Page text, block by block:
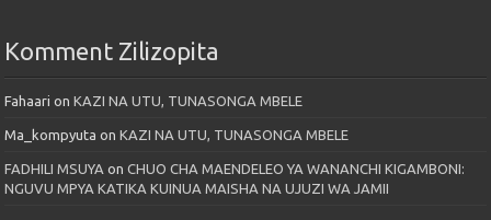
Komment Zilizopita
Fahaari onKAZI NA UTU, TUNASONGA MBELE
Ma_kompyuta onKAZI NA UTU, TUNASONGA MBELE
FADHILI MSUYA onCHUO CHA MAENDELEO YA WANANCHI KIGAMBONI:
NGUVU MPYA KATIKA KUINUA MAISHA NA UJUZI WA JAMII